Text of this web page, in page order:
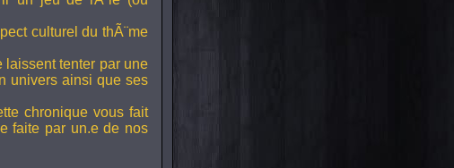
culturel du thÃ¨me
laissent tenter par une
univers ainsi que ses
chronique vous fait
faite par un.e de nos